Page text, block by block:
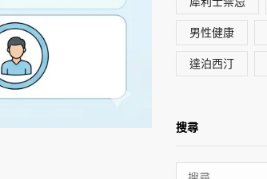
男性健康
達泊西汀
搜尋